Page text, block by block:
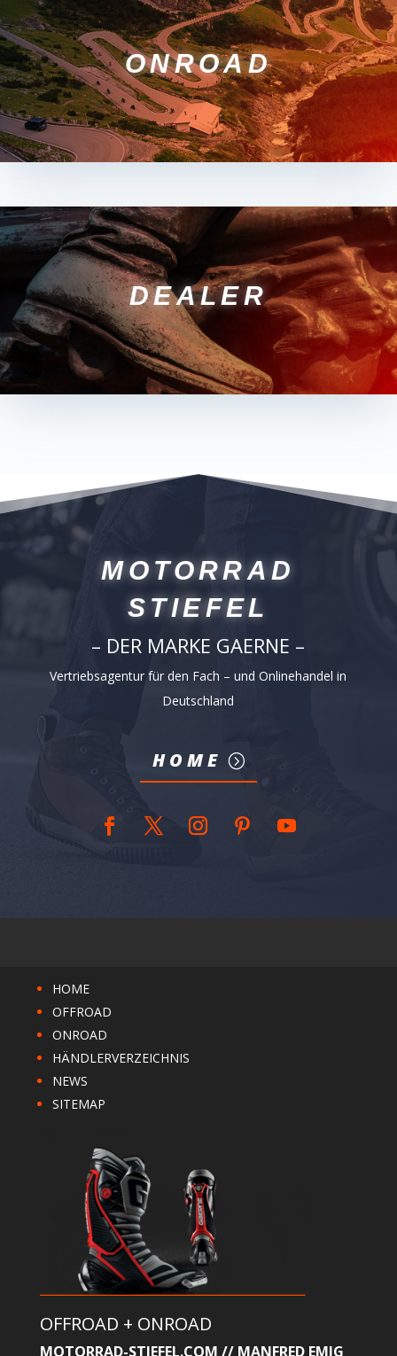
ONROAD
DEALER
MOTORRAD
STIEFEL
– DER MARKE GAERNE –
Vertriebsagentur für den Fach – und Onlinehandel in
Deutschland
HOME
HOME
OFFROAD
ONROAD
HÄNDLERVERZEICHNIS
NEWS
SITEMAP
OFFROAD + ONROAD
MOTORRAD-STIEFEL.COM // MANFRED EMIG